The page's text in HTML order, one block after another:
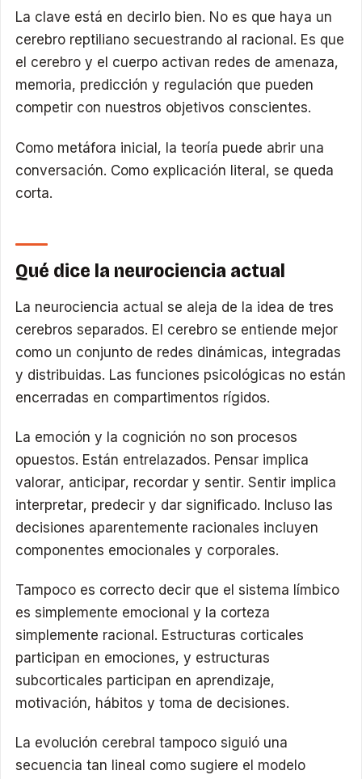
La clave está en decirlo bien. No es que haya un
cerebro reptiliano secuestrando al racional. Es que
el cerebro y el cuerpo activan redes de amenaza,
memoria, predicción y regulación que pueden
competir con nuestros objetivos conscientes.
Como metáfora inicial, la teoría puede abrir una
conversación. Como explicación literal, se queda
corta.
Qué dice la neurociencia actual
La neurociencia actual se aleja de la idea de tres
cerebros separados. El cerebro se entiende mejor
como un conjunto de redes dinámicas, integradas
y distribuidas. Las funciones psicológicas no están
encerradas en compartimentos rígidos.
La emoción y la cognición no son procesos
opuestos. Están entrelazados. Pensar implica
valorar, anticipar, recordar y sentir. Sentir implica
interpretar, predecir y dar significado. Incluso las
decisiones aparentemente racionales incluyen
componentes emocionales y corporales.
Tampoco es correcto decir que el sistema límbico
es simplemente emocional y la corteza
simplemente racional. Estructuras corticales
participan en emociones, y estructuras
subcorticales participan en aprendizaje,
motivación, hábitos y toma de decisiones.
La evolución cerebral tampoco siguió una
secuencia tan lineal como sugiere el modelo